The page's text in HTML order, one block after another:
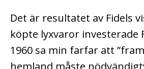
Det är resultatet av Fidels
köpte lyxvaror investerade
1960 sa min farfar att
hemland måste